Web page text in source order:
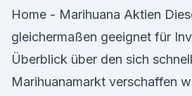
Home - Marihuana Aktien
gleichermaßen geeignet für
Überblick über den sich
Marihuanamarkt verschaffen